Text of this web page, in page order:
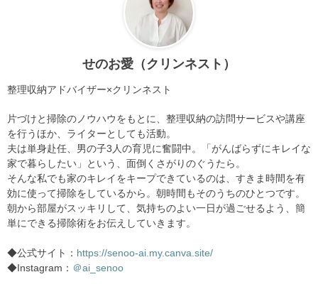
せのお愛（クリンネスト）
整理収納アドバイザー×クリンネスト
片づけと掃除のノウハウをもとに、整理収納の訪問サービスや講座
を行うほか、ライターとしても活動。
夫は単身赴任、男の子3人の育児に奮闘中。「がんばらずにキレイな
家で暮らしたい」という、面倒くさがりのぐうたら。
そんな私でも家のキレイをキープできているのは、すきま時間を有
効に使って掃除をしているから。朝時間もそのうちのひとつです。
朝から部屋がスッキリして、気持ちのよい一日が過ごせるよう、簡
単にできる掃除術をお伝えしていきます。
◆公式サイト： https://senoo-ai.my.canva.site/
◆Instagram： ＠ai_senoo